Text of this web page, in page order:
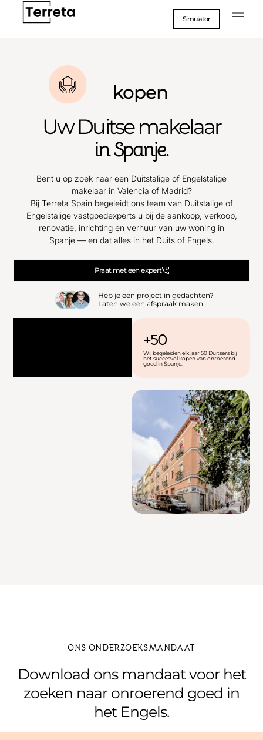
Simulator
kopen
Uw Duitse makelaar
in Spanje.
Bent u op zoek naar een Duitstalige of Engelstalige
makelaar in Valencia of Madrid?
Bij Terreta Spain begeleidt ons team van Duitstalige of
Engelstalige vastgoedexperts u bij de aankoop, verkoop,
renovatie, inrichting en verhuur van uw woning in
Spanje — en dat alles in het Duits of Engels.
Praat met een expert
Heb je een project in gedachten?
Laten we een afspraak maken!
+50
Wij begeleiden elk jaar 50 Duitsers bij
het succesvol kopen van onroerend
goed in Spanje.
ONS ONDERZOEKSMANDAAT
Download ons mandaat voor het
zoeken naar onroerend goed in
het Engels.